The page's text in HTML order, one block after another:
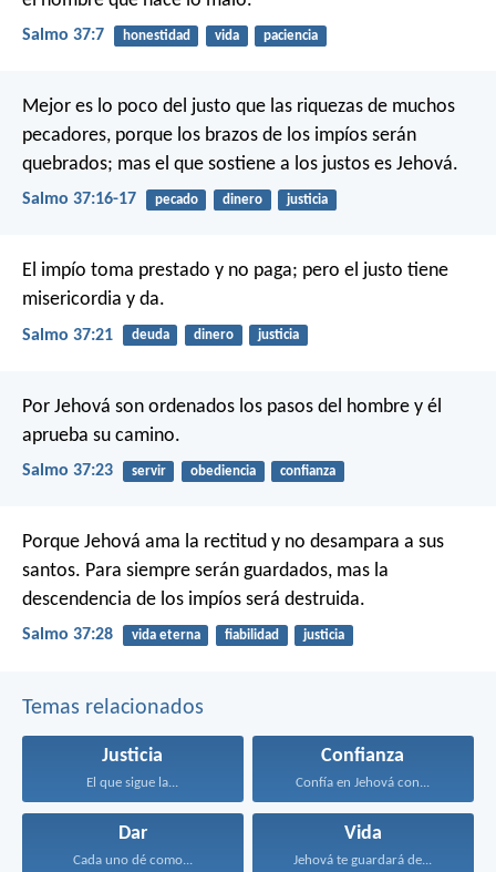
Salmo 37:7 honestidad vida paciencia
Mejor es lo poco del justo que las riquezas de muchos
pecadores, porque los brazos de los impíos serán
quebrados; mas el que sostiene a los justos es Jehová.
Salmo 37:16-17 pecado dinero justicia
El impío toma prestado y no paga; pero el justo tiene
misericordia y da.
Salmo 37:21 deuda dinero justicia
Por Jehová son ordenados los pasos del hombre y él
aprueba su camino.
Salmo 37:23 servir obediencia confianza
Porque Jehová ama la rectitud y no desampara a sus
santos. Para siempre serán guardados, mas la
descendencia de los impíos será destruida.
Salmo 37:28 vida eterna fiabilidad justicia
Temas relacionados
Justicia
El que sigue la...
Confianza
Confía en Jehová con...
Dar
Cada uno dé como...
Vida
Jehová te guardará de...